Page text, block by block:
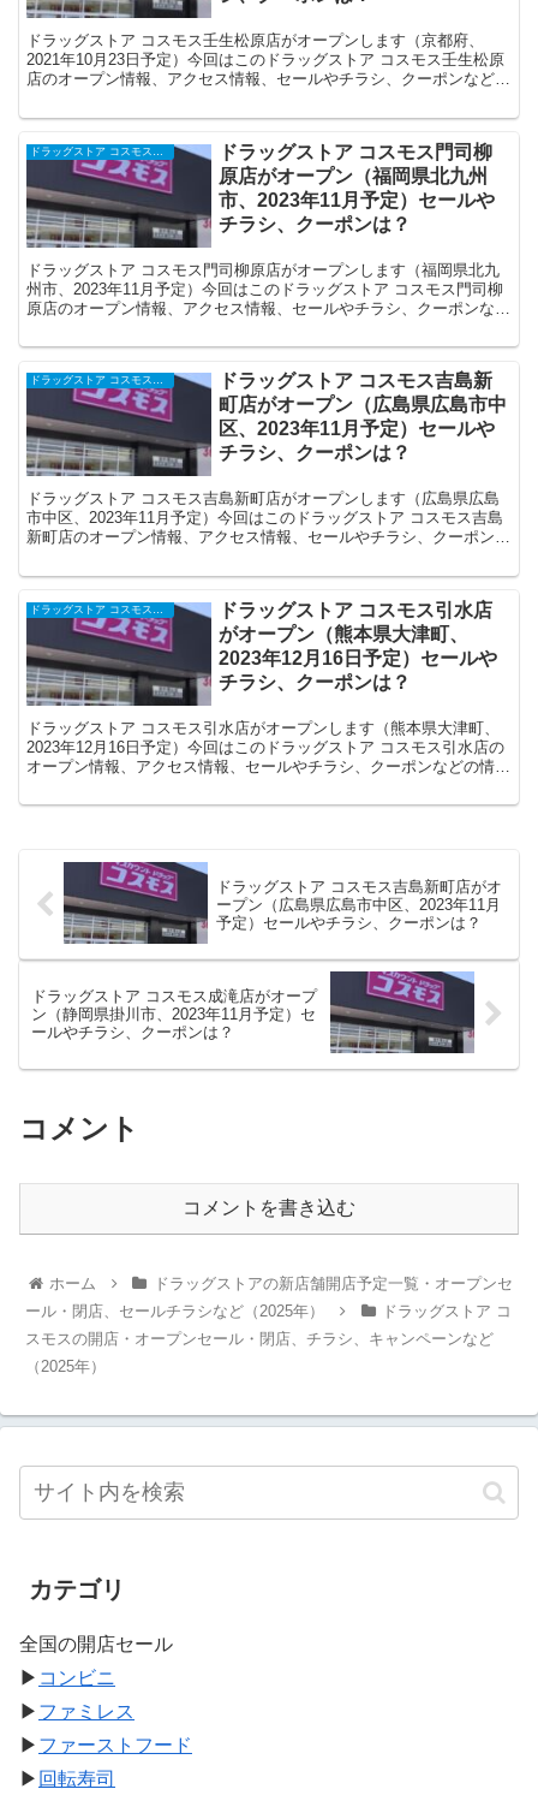
ドラッグストア コスモス壬生松原店がオープンします（京都府、
2021年10月23日予定）今回はこのドラッグストア コスモス壬生松原
店のオープン情報、アクセス情報、セールやチラシ、クーポンなどの
ドラッグストア コスモス門司柳
原店がオープン（福岡県北九州
市、2023年11月予定）セールや
チラシ、クーポンは？
ドラッグストア コスモス門司柳原店がオープンします（福岡県北九
州市、2023年11月予定）今回はこのドラッグストア コスモス門司柳
原店のオープン情報、アクセス情報、セールやチラシ、クーポンなど
ドラッグストア コスモスの開店・オープンセール・閉店、チラシ、キャンペーンなど（2025年）
ドラッグストア コスモス吉島新
町店がオープン（広島県広島市中
区、2023年11月予定）セールや
チラシ、クーポンは？
ドラッグストア コスモス吉島新町店がオープンします（広島県広島
市中区、2023年11月予定）今回はこのドラッグストア コスモス吉島
新町店のオープン情報、アクセス情報、セールやチラシ、クーポンな
ドラッグストア コスモス引水店
がオープン（熊本県大津町、
2023年12月16日予定）セールや
チラシ、クーポンは？
ドラッグストア コスモス引水店がオープンします（熊本県大津町、
2023年12月16日予定）今回はこのドラッグストア コスモス引水店の
オープン情報、アクセス情報、セールやチラシ、クーポンなどの情報
ドラッグストア コスモス吉島新町店がオ
ープン（広島県広島市中区、2023年11月
予定）セールやチラシ、クーポンは？
ドラッグストア コスモス成滝店がオープ
ン（静岡県掛川市、2023年11月予定）セ
ールやチラシ、クーポンは？
コメント
コメントを書き込む
ホーム
ドラッグストアの新店舗開店予定一覧・オープンセ
ール・閉店、セールチラシなど（2025年）
ドラッグストア コ
スモスの開店・オープンセール・閉店、チラシ、キャンペーンなど
（2025年）
カテゴリ
全国の開店セール
▶ コンビニ
▶ ファミレス
▶ ファーストフード
▶ 回転寿司